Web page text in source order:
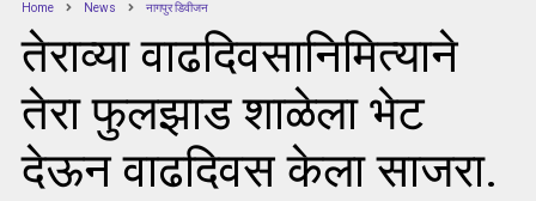
Home News नागपुर डिवीजन
तेराव्या वाढदिवसानिमित्याने
तेरा फुलझाड शाळेला भेट
देऊन वाढदिवस केला साजरा.